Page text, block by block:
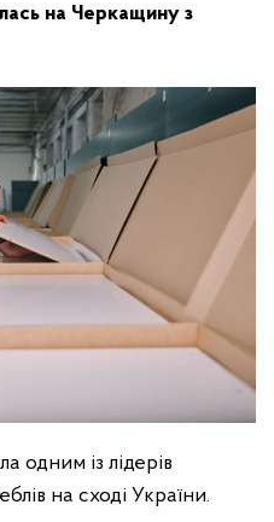
на Черкащину з
одним із лідерів
на сході України.